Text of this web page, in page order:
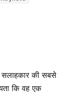
की सबसे
कि वह एक